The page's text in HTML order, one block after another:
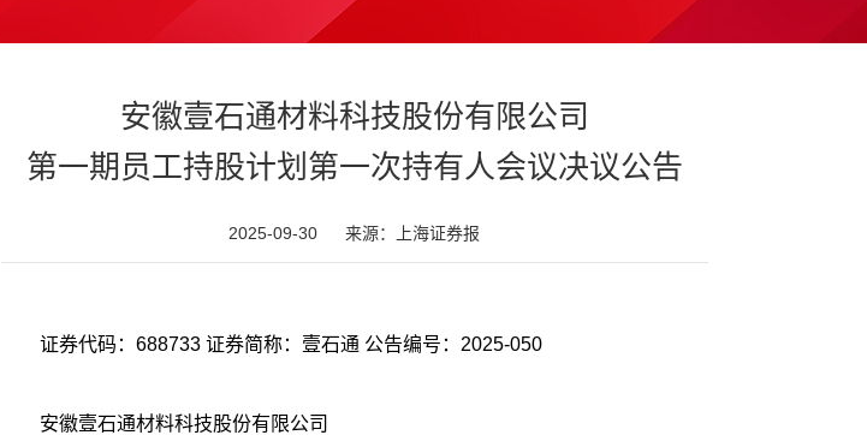
安徽壹石通材料科技股份有限公司
第一期员工持股计划第一次持有人会议决议公告
2025-09-30 来源：上海证券报
证券代码：688733 证券简称：壹石通 公告编号：2025-050
安徽壹石通材料科技股份有限公司